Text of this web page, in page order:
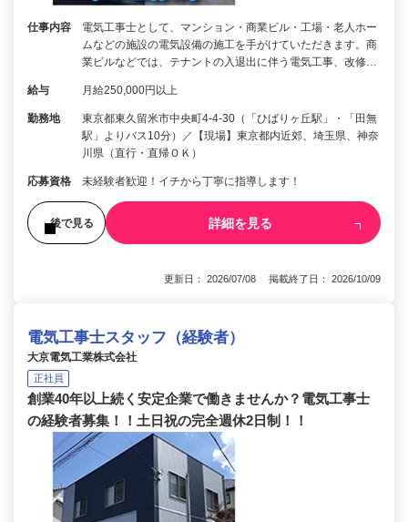
仕事内容
電気工事士として、マンション・商業ビル・工場・老人ホー
ムなどの施設の電気設備の施工を手がけていただきます。商
業ビルなどでは、テナントの入退出に伴う電気工事、改修…
給与 月給250,000円以上
勤務地
東京都東久留米市中央町4-4-30（「ひばりヶ丘駅」・「田無
駅」よりバス10分）／【現場】東京都内近郊、埼玉県、神奈
川県（直行・直帰ＯＫ）
応募資格 未経験者歓迎！イチから丁寧に指導します！
後で見る 詳細を見る
更新日： 2026/07/08 掲載終了日： 2026/10/09
電気工事士スタッフ（経験者）
大京電気工業株式会社
正社員
創業40年以上続く安定企業で働きませんか？電気工事士
の経験者募集！！土日祝の完全週休2日制！！